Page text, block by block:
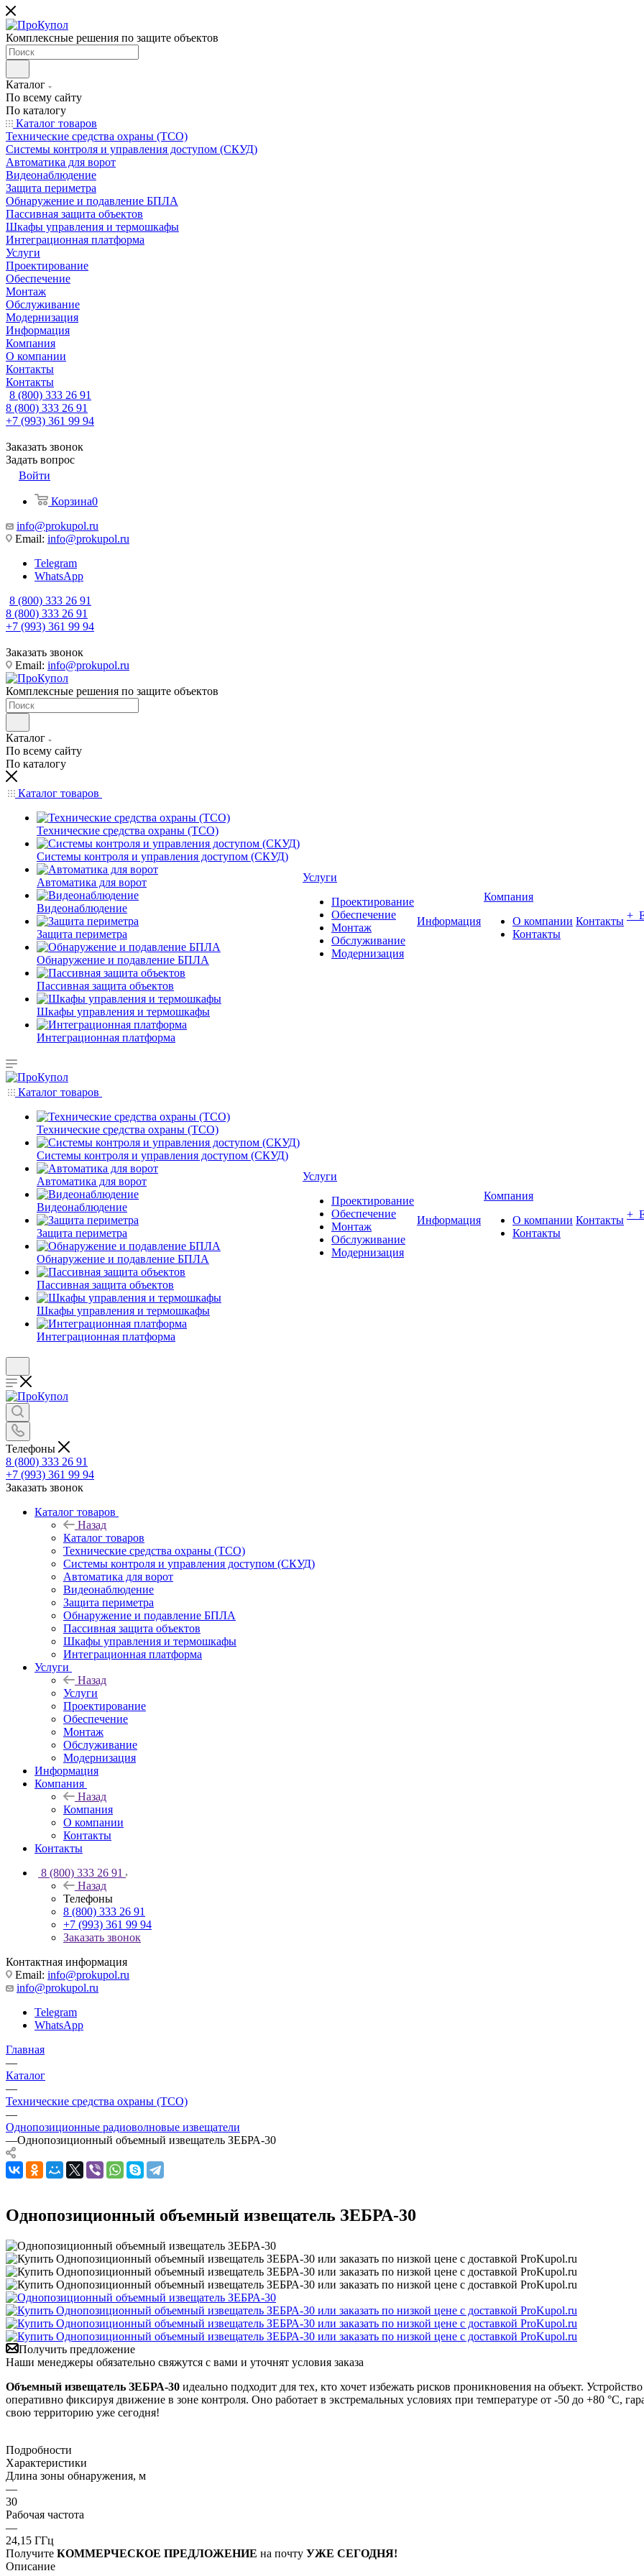
Комплексные решения по защите объектов
Каталог
По всему сайту
По каталогу
Каталог товаров
Технические средства охраны (ТСО)
Системы контроля и управления доступом (СКУД)
Автоматика для ворот
Видеонаблюдение
Защита периметра
Обнаружение и подавление БПЛА
Пассивная защита объектов
Шкафы управления и термошкафы
Интеграционная платформа
Услуги
Проектирование
Обеспечение
Монтаж
Обслуживание
Модернизация
Информация
Компания
О компании
Контакты
Контакты
8 (800) 333 26 91
8 (800) 333 26 91
+7 (993) 361 99 94
Заказать звонок
Задать вопрос
Войти
Корзина0
info@prokupol.ru
Email: info@prokupol.ru
Telegram
WhatsApp
8 (800) 333 26 91
8 (800) 333 26 91
+7 (993) 361 99 94
Заказать звонок
Email: info@prokupol.ru
Комплексные решения по защите объектов
Каталог
По всему сайту
По каталогу
Каталог товаров
Технические средства охраны (ТСО)
Системы контроля и управления доступом (СКУД)
Автоматика для ворот
Видеонаблюдение
Защита периметра
Обнаружение и подавление БПЛА
Пассивная защита объектов
Шкафы управления и термошкафы
Интеграционная платформа
Услуги
Проектирование
Обеспечение
Монтаж
Обслуживание
Модернизация
Информация
Компания
О компании
Контакты
Контакты +
Каталог товаров
Технические средства охраны (ТСО)
Системы контроля и управления доступом (СКУД)
Автоматика для ворот
Видеонаблюдение
Защита периметра
Обнаружение и подавление БПЛА
Пассивная защита объектов
Шкафы управления и термошкафы
Интеграционная платформа
Услуги
Проектирование
Обеспечение
Монтаж
Обслуживание
Модернизация
Информация
Компания
О компании
Контакты
Контакты +
Телефоны
8 (800) 333 26 91
+7 (993) 361 99 94
Заказать звонок
Каталог товаров
Назад
Каталог товаров
Технические средства охраны (ТСО)
Системы контроля и управления доступом (СКУД)
Автоматика для ворот
Видеонаблюдение
Защита периметра
Обнаружение и подавление БПЛА
Пассивная защита объектов
Шкафы управления и термошкафы
Интеграционная платформа
Услуги
Назад
Услуги
Проектирование
Обеспечение
Монтаж
Обслуживание
Модернизация
Информация
Компания
Назад
Компания
О компании
Контакты
Контакты
8 (800) 333 26 91
Назад
Телефоны
8 (800) 333 26 91
+7 (993) 361 99 94
Заказать звонок
Контактная информация
Email: info@prokupol.ru
info@prokupol.ru
Telegram
WhatsApp
Главная
—
Каталог
—
Технические средства охраны (ТСО)
—
Однопозиционные радиоволновые извещатели
—Однопозиционный объемный извещатель ЗЕБРА-30
Однопозиционный объемный извещатель ЗЕБРА-30
Получить предложение
Наши менеджеры обязательно свяжутся с вами и уточнят условия заказа
Объемный извещатель ЗЕБРА-30 идеально подходит для тех, кто хочет избежать рисков проникновения на объект.
оперативно фиксируя движение в зоне контроля. Оно работает в экстремальных условиях при температуре от -50 до +80 °C,
свою территорию уже сегодня!
Подробности
Характеристики
Длина зоны обнаружения, м
—
30
Рабочая частота
—
24,15 ГГц
Получите КОММЕРЧЕСКОЕ ПРЕДЛОЖЕНИЕ на почту УЖЕ СЕГОДНЯ!
Описание